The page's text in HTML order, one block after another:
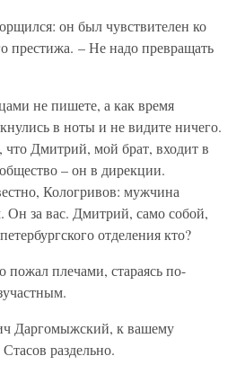
он был чувствителен ко
престижа. – Не надо превращать
не пишете, а как время
в ноты и не видите ничего.
что Дмитрий, мой брат, входит в
– он в дирекции.
Кологривов: мужчина
Он за вас. Дмитрий, само собой,
отделения кто?
пожал плечами, стараясь по-
Даргомыжский, к вашему
раздельно.